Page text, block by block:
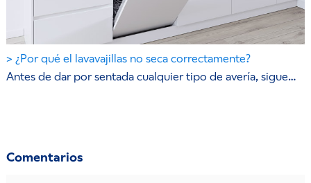
¿Por qué el lavavajillas no seca correctamente?
Antes de dar por sentada cualquier tipo de avería, sigue…
Comentarios